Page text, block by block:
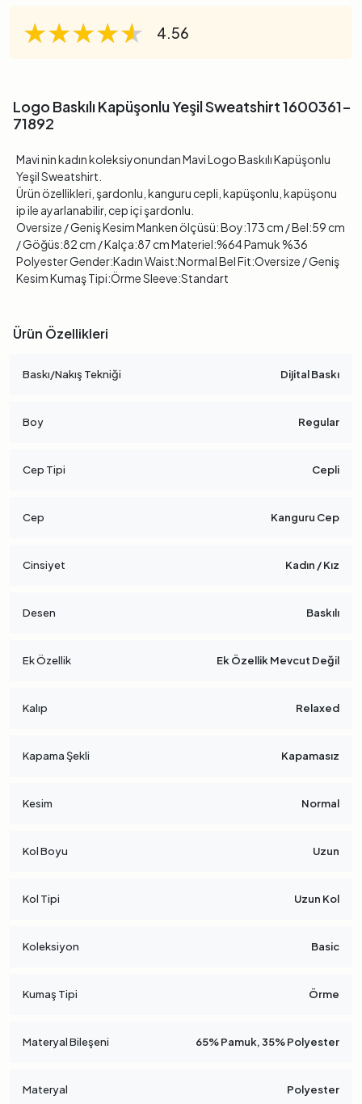
★★★★★
★★★★★
★★★★★ 4.56
Logo Baskılı Kapüşonlu Yeşil Sweatshirt 1600361-
71892
Mavi nin kadın koleksiyonundan Mavi Logo Baskılı Kapüşonlu
Yeşil Sweatshirt.
Ürün özellikleri, şardonlu, kanguru cepli, kapüşonlu, kapüşonu
ip ile ayarlanabilir, cep içi şardonlu.
Oversize / Geniş Kesim Manken ölçüsü: Boy:173 cm / Bel:59 cm
/ Göğüs:82 cm / Kalça:87 cm Materiel:%64 Pamuk %36
Polyester Gender:Kadın Waist:Normal Bel Fit:Oversize / Geniş
Kesim Kumaş Tipi:Örme Sleeve:Standart
Ürün Özellikleri
Baskı/Nakış Tekniği Dijital Baskı
Boy Regular
Cep Tipi Cepli
Cep Kanguru Cep
Cinsiyet Kadın / Kız
Desen Baskılı
Ek Özellik Ek Özellik Mevcut Değil
Kalıp Relaxed
Kapama Şekli Kapamasız
Kesim Normal
Kol Boyu Uzun
Kol Tipi Uzun Kol
Koleksiyon Basic
Kumaş Tipi Örme
Materyal Bileşeni 65% Pamuk, 35% Polyester
Materyal Polyester